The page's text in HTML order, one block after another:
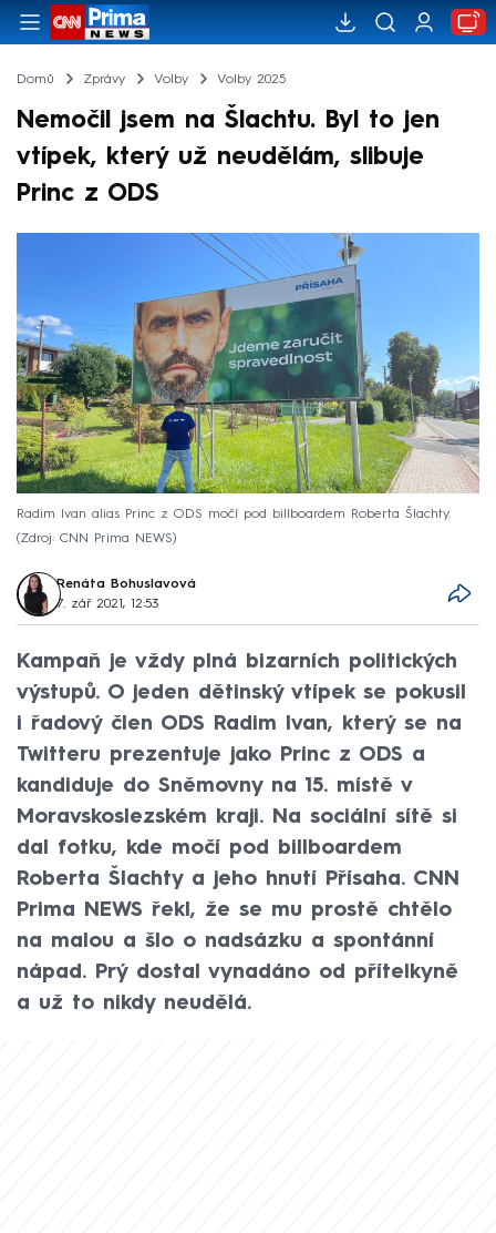
Domů Zprávy Volby Volby 2025
Nemočil jsem na Šlachtu. Byl to jen
vtípek, který už neudělám, slibuje
Princ z ODS
Radim Ivan alias Princ z ODS močí pod billboardem Roberta Šlachty.
Zdroj: CNN Prima NEWS
Renáta Bohuslavová
7. zář 2021, 12:53
Kampaň je vždy plná bizarních politických
výstupů. O jeden dětinský vtípek se pokusil
i řadový člen ODS Radim Ivan, který se na
Twitteru prezentuje jako Princ z ODS a
kandiduje do Sněmovny na 15. místě v
Moravskoslezském kraji. Na sociální sítě si
dal fotku, kde močí pod billboardem
Roberta Šlachty a jeho hnutí Přísaha. CNN
Prima NEWS řekl, že se mu prostě chtělo
na malou a šlo o nadsázku a spontánní
nápad. Prý dostal vynadáno od přítelkyně
a už to nikdy neudělá.